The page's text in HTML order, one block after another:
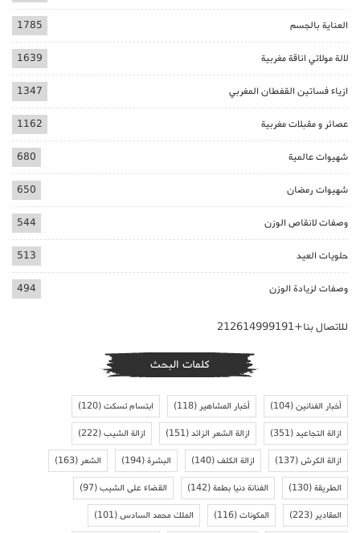
العناية بالجسم 1785
لالة مولاتي اناقة مغربية 1639
ازياء فساتين القفطان المغربي 1347
عصائر و مقبلات مغربية 1162
شهيوات عالمية 680
شهيوات رمضان 650
وصفات لانقاص الوزن 544
حلويات العيد 513
وصفات لزيادة الوزن 494
للاتصال بنا+212614999191
كلمات البحث
أخبار الفنانين(104) أخبار المشاهير(118) ابتسام تسكت(120)
ازالة التجاعيد(351) ازالة الشعر الزائد(151) ازالة الشيب(222)
ازالة الكرش(137) ازالة الكلف(140) البشرة(194) الشعر(163)
الطريقة(130) الفنانة دنيا بطمة(142) القضاء على الشيب(97)
المقادير(223) المكونات(116) الملك محمد السادس(101)